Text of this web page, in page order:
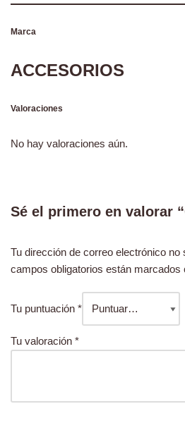
Marca
ACCESORIOS
Valoraciones
No hay valoraciones aún.
Sé el primero en valorar
Tu dirección de correo electrónico no
campos obligatorios están marcados
Tu puntuación *
Tu valoración *